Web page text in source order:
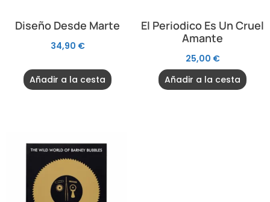
Diseño Desde Marte
34,90 €
Añadir a la cesta
El Periodico Es Un Cruel
Amante
25,00 €
Añadir a la cesta